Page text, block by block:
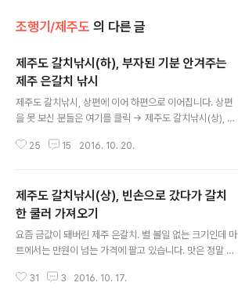
조행기/제주도 의 다른 글
제주도 갈치낚시(하), 부자된 기분 안겨주는
제주 은갈치 낚시
제주도 갈치낚시, 상편에 이어 하편으로 이어집니다. 상편
을 못 보신 분들은 여기를 클릭 → 제주도 갈치낚시(상), 빈
리는 필자 오후 6시부터 시작된 갈치낚시가 자정을 넘기면
어지고 있는데 미묘하지만, 미끼를 탐하는 느낌과 입질 수
심층에서 저녁때와는 다른 패턴입니다. 처음 35m로 고정
해서 낚시 중인데 입질이 뜸하자 수심층을 점점 깊게 내려
봅니다. 40m까지 내려서 입질을 기다리는데 일곱 바늘 중
는 45~50m까지 내려봅니다. 이렇게 수심층을 맞추면 조
25 15 2016. 10. 20.
제주도 갈치낚시(상), 빈손으로 갔다가 갈치
한 쿨러 가져오기
요즘 금값이 돼버린 제주 은갈치. 별 볼일 없는 크기인데 마
트에서는 만원이 넘는 가격에 팔고 있습니다. 맛은 정말 좋
울며 겨자 먹기로 선택한 것은 수입산 갈치. 아무래도 제주
31 3 2016. 10. 17.